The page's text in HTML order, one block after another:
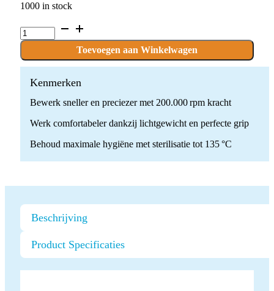
1000 in stock
Soco
Blauw
quantity
Toevoegen aan Winkelwagen
Kenmerken
Bewerk sneller en preciezer met 200.000 rpm kracht
Werk comfortabeler dankzij lichtgewicht en perfecte grip
Behoud maximale hygiëne met sterilisatie tot 135 °C
Beschrijving
Product Specificaties